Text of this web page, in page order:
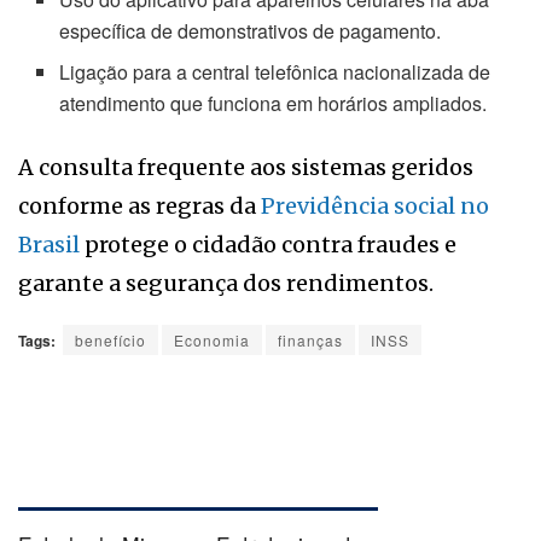
específica de demonstrativos de pagamento.
Ligação para a central telefônica nacionalizada de
atendimento que funciona em horários ampliados.
A consulta frequente aos sistemas geridos
conforme as regras daPrevidência social no
Brasil protege o cidadão contra fraudes e
garante a segurança dos rendimentos.
Tags: benefício Economia finanças INSS